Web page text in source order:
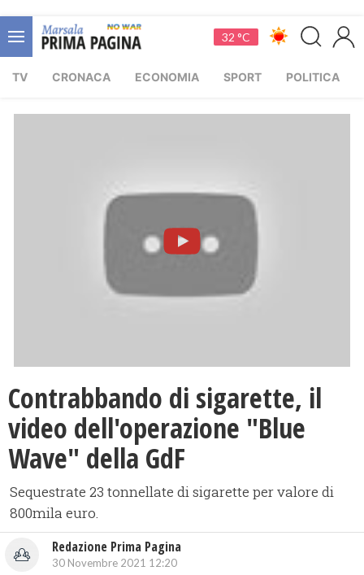
32 °C
TV CRONACA ECONOMIA SPORT POLITICA
Contrabbando di sigarette, il
video dell'operazione "Blue
Wave" della GdF
Sequestrate 23 tonnellate di sigarette per valore di
800mila euro.
Redazione Prima Pagina
30 Novembre 2021 12:20